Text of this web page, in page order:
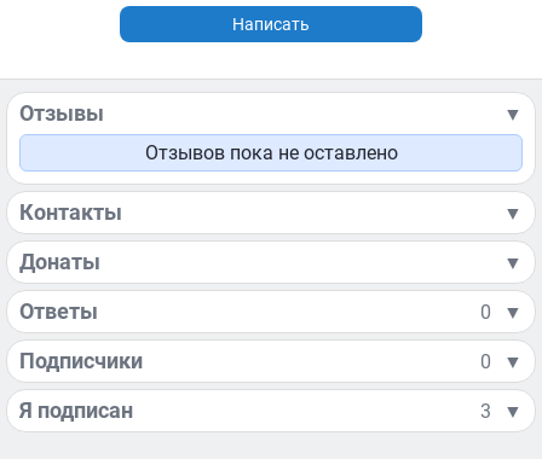
Написать
Отзывы
▼
Отзывов пока не оставлено
Контакты ▼
Донаты ▼
Ответы 0 ▼
Подписчики 0 ▼
Я подписан 3 ▼